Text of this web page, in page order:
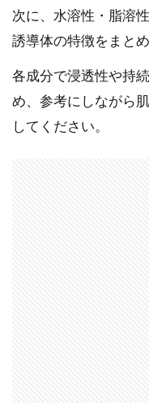
次に、水溶性・脂溶
誘導体の特徴をまとめ
各成分で浸透性や持
め、参考にしながら
してください。